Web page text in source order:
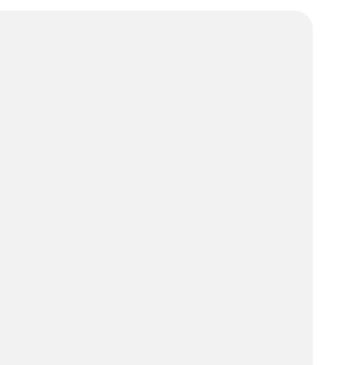
n'est pas utilisé et un
158 H cm, pierre à pizza : 30,5
charge maximale du plateau